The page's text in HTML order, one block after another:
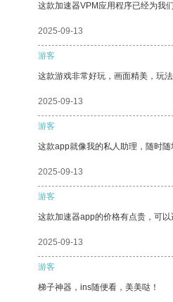
这款加速器VPM应用程序已经为我
2025-09-13
游客
这款游戏非常好玩，画面精美，玩法
2025-09-13
游客
这款app就像我的私人助理，随时随
2025-09-13
游客
这款加速器app的价格有点贵，可
2025-09-13
游客
梯子神器，ins随便看，美美哒！